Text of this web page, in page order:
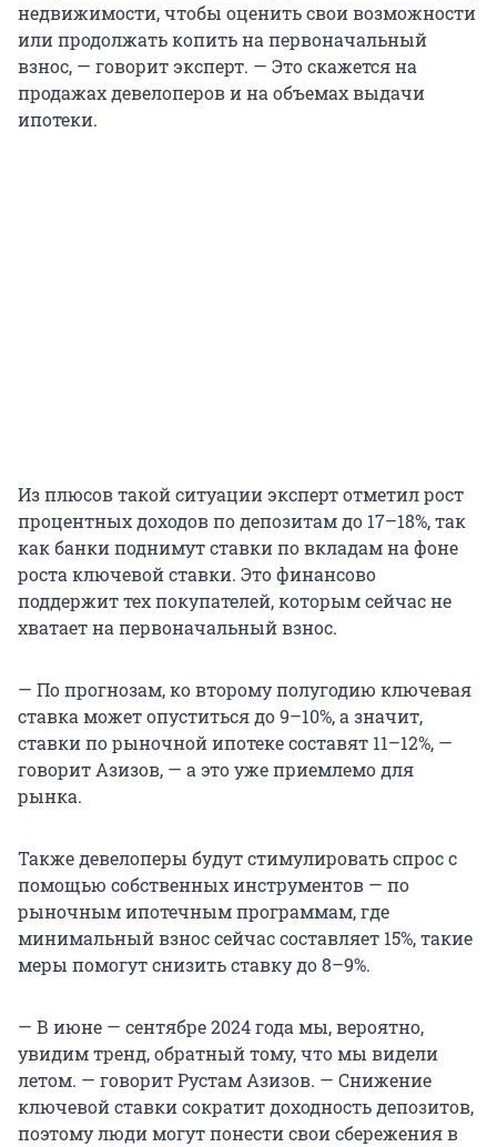
недвижимости, чтобы оценить свои возможности
или продолжать копить на первоначальный
взнос, — говорит эксперт. — Это скажется на
продажах девелоперов и на объемах выдачи
ипотеки.
Из плюсов такой ситуации эксперт отметил рост
процентных доходов по депозитам до 17–18%, так
как банки поднимут ставки по вкладам на фоне
роста ключевой ставки. Это финансово
поддержит тех покупателей, которым сейчас не
хватает на первоначальный взнос.
— По прогнозам, ко второму полугодию ключевая
ставка может опуститься до 9–10%, а значит,
ставки по рыночной ипотеке составят 11–12%, —
говорит Азизов, — а это уже приемлемо для
рынка.
Также девелоперы будут стимулировать спрос с
помощью собственных инструментов — по
рыночным ипотечным программам, где
минимальный взнос сейчас составляет 15%, такие
меры помогут снизить ставку до 8–9%.
— В июне — сентябре 2024 года мы, вероятно,
увидим тренд, обратный тому, что мы видели
летом. — говорит Рустам Азизов. — Снижение
ключевой ставки сократит доходность депозитов,
поэтому люди могут понести свои сбережения в